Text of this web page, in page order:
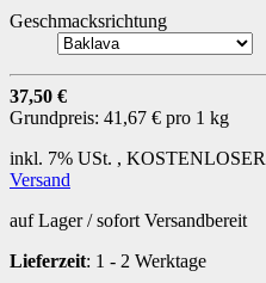
Geschmacksrichtung
37,50 €
Grundpreis: 41,67 € pro 1 kg
inkl. 7% USt. ,
Versand
auf Lager / sofort Versandbereit
Lieferzeit: 1 - 2 Werktage